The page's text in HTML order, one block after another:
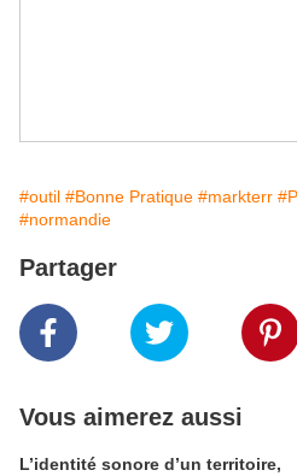
#outil #Bonne Pratique #markterr
#normandie
Partager
Vous aimerez aussi
L’identité sonore d’un territoire,